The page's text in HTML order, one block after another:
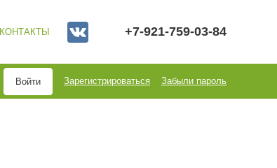
КОНТАКТЫ +7-921-759-03-84
Войти Зарегистрироваться Забыли пароль